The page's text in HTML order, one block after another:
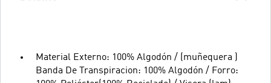
Material Externo: 100% Algodón / (muñequera )
Banda De Transpiracion: 100% Algodón / Forro: